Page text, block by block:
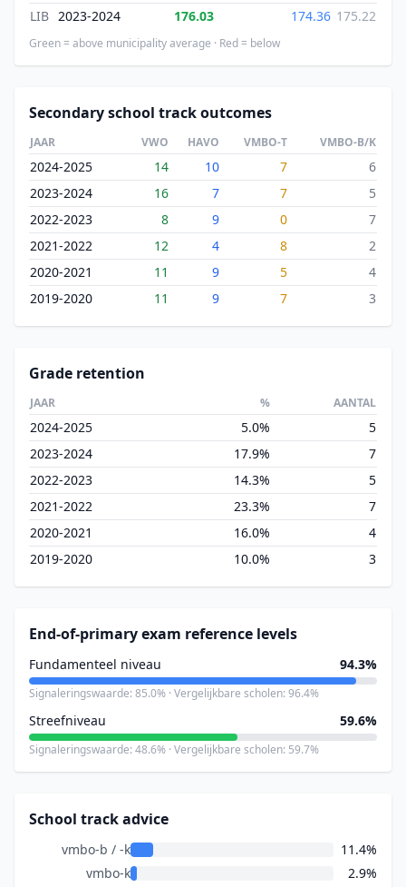
LIB 2023-2024 176.03 174.36 175.22
Green = above municipality average · Red = below
Secondary school track outcomes
JAAR VWO HAVO VMBO-T VMBO-B/K
2024-2025 14 10 7
6
2023-2024
16 7 7
5
2022-2023
8 9 0
7
2021-2022
12 4 8
2
2020-2021
11 9 5
4
2019-2020
11 9 7 3
Grade retention
JAAR % AANTAL
2024-2025 5.0%
5
2023-2024
17.9%
7
2022-2023
14.3%
5
2021-2022
23.3%
7
2020-2021
16.0%
4
2019-2020
10.0% 3
End-of-primary exam reference levels
Fundamenteel niveau 94.3%
Signaleringswaarde: 85.0% · Vergelijkbare scholen: 96.4%
Streefniveau 59.6%
Signaleringswaarde: 48.6% · Vergelijkbare scholen: 59.7%
School track advice
vmbo-b / -k
11.4%
vmbo-k
2.9%